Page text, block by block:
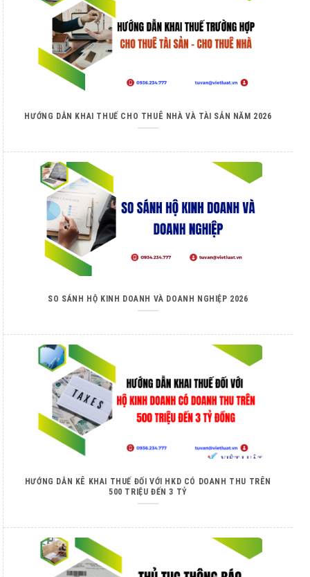
HƯỚNG DẪN KHAI THUẾ CHO THUÊ NHÀ VÀ TÀI SẢN NĂM 2026
SO SÁNH HỘ KINH DOANH VÀ DOANH NGHIỆP 2026
HƯỚNG DẪN KÊ KHAI THUẾ ĐỐI VỚI HKD CÓ DOANH THU TRÊN
500 TRIỆU ĐẾN 3 TỶ